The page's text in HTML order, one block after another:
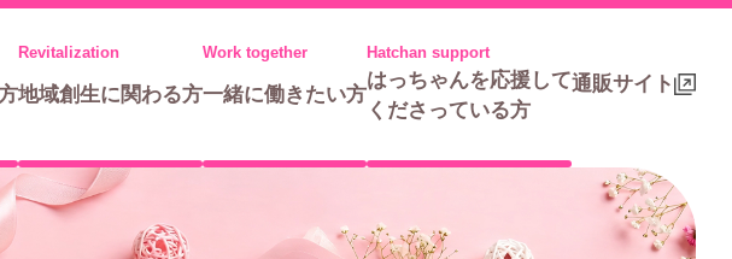
地域創生に関わる方一緒に働きたい方
はっちゃんを応援して
くださっている方
通販サイト